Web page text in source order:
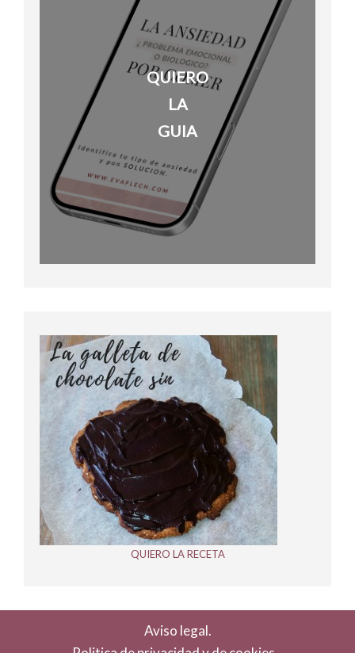
QUIERO
LA
GUIA
QUIERO LA RECETA
Aviso legal.